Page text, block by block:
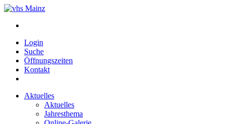
Login
Suche
Öffnungszeiten
Kontakt
Aktuelles
Aktuelles
Jahresthema